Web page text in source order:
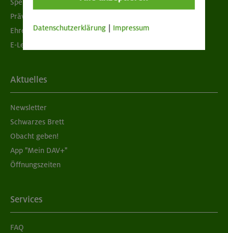
Spenden
Prävention sexualisierter Gewalt
Ehrenamtsbörse
E-Learning
Aktuelles
Newsletter
Schwarzes Brett
Obacht geben!
App "Mein DAV+"
Öffnungszeiten
Services
FAQ
Datenschutzerklärung Impressum